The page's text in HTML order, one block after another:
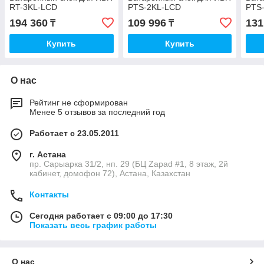
RT-3KL-LCD
194 360 ₸
Купить
PTS-2KL-LCD
109 996₸
Купить
О нас
Рейтинг не сформирован
Менее 5 отзывов за последний год
Работает с 23.05.2011
г. Астана
пр. Сарыарка 31/2, нп. 29 (БЦ Zapad #1, 8 этаж, 2й
кабинет, домофон 72), Астана, Казахстан
Контакты
Сегодня работает с 09:00 до 17:30
Показать весь график работы
О нас